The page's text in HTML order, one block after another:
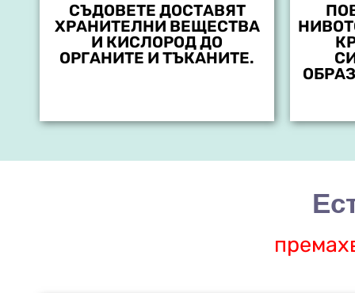
СЪДОВЕТЕ ДОСТАВЯТ
ХРАНИТЕЛНИ ВЕЩЕСТВА
И КИСЛОРОД ДО
ОРГАНИТЕ И ТЪКАНИТЕ.